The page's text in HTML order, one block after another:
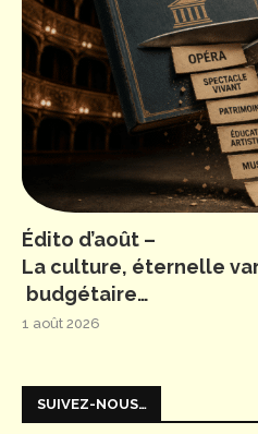
Édito d’août –
La culture, éternelle
budgétaire…
1 août 2026
SUIVEZ-NOUS…